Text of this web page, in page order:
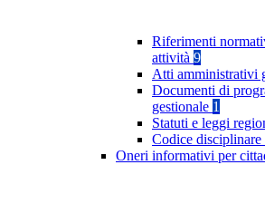
Riferimenti
attività 9
Atti amministrativi
Documenti di
gestionale 1
Statuti e leggi
Codice disciplinare
Oneri informativi per